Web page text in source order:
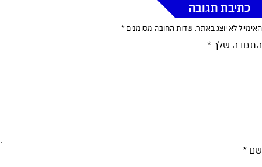
כתיבת תגובה
האימייל לא יוצג באתר. שדות החובה מסומנים *
התגובה שלך *
שם *